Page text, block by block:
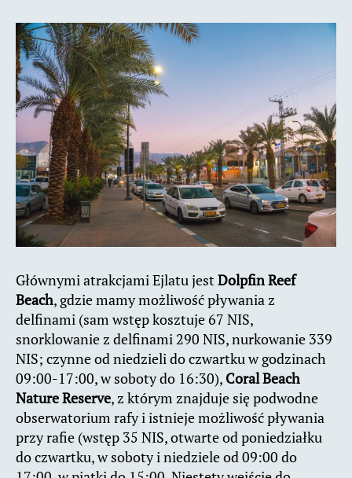
Głównymi atrakcjami Ejlatu jestDolpfin Reef
Beach, gdzie mamy możliwość pływania z
delfinami (sam wstęp kosztuje 67 NIS,
snorklowanie z delfinami 290 NIS, nurkowanie 339
NIS; czynne od niedzieli do czwartku w godzinach
09:00-17:00, w soboty do 16:30), Coral Beach
Nature Reserve, z którym znajduje się podwodne
obserwatorium rafy i istnieje możliwość pływania
przy rafie (wstęp 35 NIS, otwarte od poniedziałku
do czwartku, w soboty i niedziele od 09:00 do